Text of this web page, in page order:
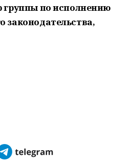
группы по исполнению
законодательства,